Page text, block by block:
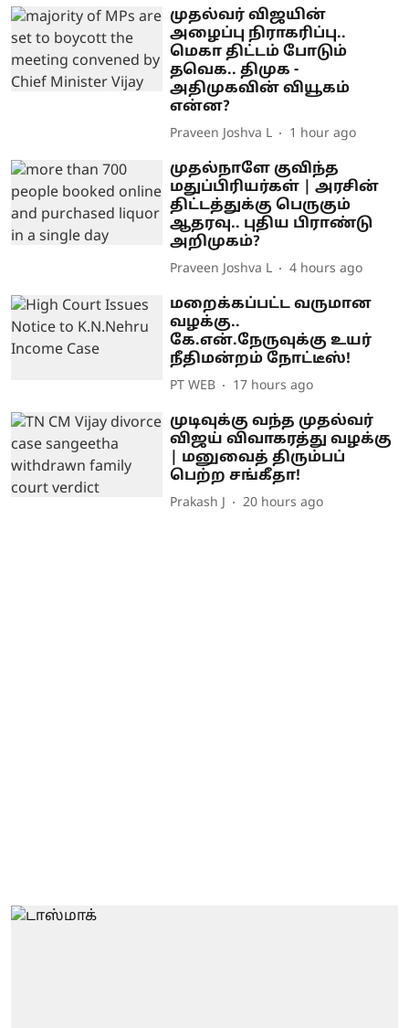
முதல்வர் விஜயின்
அழைப்பு நிராகரிப்பு..
மெகா திட்டம் போடும்
தவெக.. திமுக -
அதிமுகவின் வியூகம்
என்ன?
Praveen Joshva L 1 hour ago
முதல்நாளே குவிந்த
மதுப்பிரியர்கள் | அரசின்
திட்டத்துக்கு பெருகும்
ஆதரவு.. புதிய பிராண்டு
அறிமுகம்?
Praveen Joshva L 4 hours ago
மறைக்கப்பட்ட வருமான
வழக்கு..
கே.என்.நேருவுக்கு உயர்
நீதிமன்றம் நோட்டீஸ்!
PT WEB 17 hours ago
முடிவுக்கு வந்த முதல்வர்
விஜய் விவாகரத்து வழக்கு
| மனுவைத் திரும்பப்
பெற்ற சங்கீதா!
Prakash J 20 hours ago